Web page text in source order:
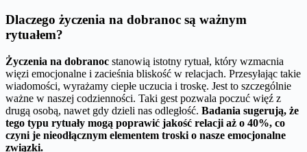
Dlaczego życzenia na dobranoc są ważnym
rytuałem?
Życzenia na dobranoc stanowią istotny rytuał, który wzmacnia
więzi emocjonalne i zacieśnia bliskość w relacjach. Przesyłając takie
wiadomości, wyrażamy ciepłe uczucia i troskę. Jest to szczególnie
ważne w naszej codzienności. Taki gest pozwala poczuć więź z
drugą osobą, nawet gdy dzieli nas odległość. Badania sugerują, że
tego typu rytuały mogą poprawić jakość relacji aż o 40%, co
czyni je nieodłącznym elementem troski o nasze emocjonalne
związki.